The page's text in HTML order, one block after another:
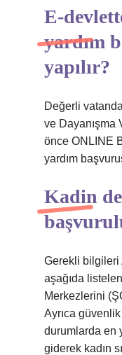
E-
yardım
yapılır?
Değerli
ve Dayanışma
önce ONLINE
yardım
Kadin
Gerekli bilgileri
aşağıda
Merkezlerini
Ayrıca güvenlik
durumlarda en
giderek kadın